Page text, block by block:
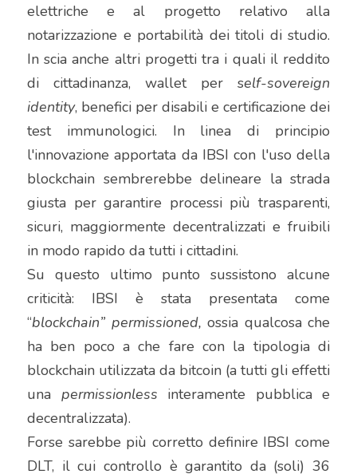
elettriche e al progetto relativo alla
notarizzazione e portabilità dei titoli di studio.
In scia anche altri progetti tra i quali il reddito
di cittadinanza, wallet per self-sovereign
identity, benefici per disabili e certificazione dei
test immunologici. In linea di principio
l'innovazione apportata da IBSI con l'uso della
blockchain sembrerebbe delineare la strada
giusta per garantire processi più trasparenti,
sicuri, maggiormente decentralizzati e fruibili
in modo rapido da tutti i cittadini.
Su questo ultimo punto sussistono alcune
criticità: IBSI è stata presentata come
“blockchain” permissioned, ossia qualcosa che
ha ben poco a che fare con la tipologia di
blockchain utilizzata da bitcoin (a tutti gli effetti
una permissionless interamente pubblica e
decentralizzata).
Forse sarebbe più corretto definire IBSI come
DLT, il cui controllo è garantito da (soli) 36